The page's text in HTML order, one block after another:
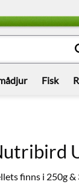
Fisk
finns i 250g